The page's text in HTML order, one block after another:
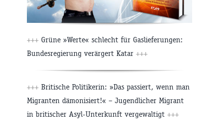
+++ Grüne »Werte« schlecht für Gaslieferungen:
Bundesregierung verärgert Katar +++
+++ Britische Politikerin: »Das passiert, wenn man
Migranten dämonisiert!« – Jugendlicher Migrant
in britischer Asyl-Unterkunft vergewaltigt +++